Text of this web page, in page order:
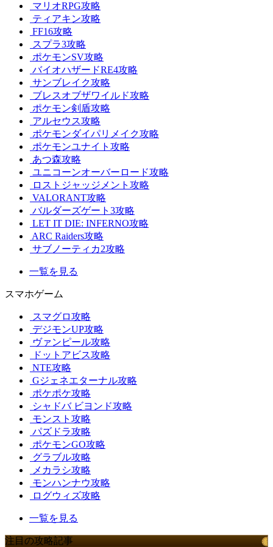
マリオRPG攻略
ティアキン攻略
FF16攻略
スプラ3攻略
ポケモンSV攻略
バイオハザードRE4攻略
サンブレイク攻略
ブレスオブザワイルド攻略
ポケモン剣盾攻略
アルセウス攻略
ポケモンダイパリメイク攻略
ポケモンユナイト攻略
あつ森攻略
ユニコーンオーバーロード攻略
ロストジャッジメント攻略
VALORANT攻略
バルダーズゲート3攻略
LET IT DIE: INFERNO攻略
ARC Raiders攻略
サブノーティカ2攻略
一覧を見る
スマホゲーム
スマグロ攻略
デジモンUP攻略
ヴァンピール攻略
ドットアビス攻略
NTE攻略
Gジェネエターナル攻略
ポケポケ攻略
シャドバ ビヨンド攻略
モンスト攻略
パズドラ攻略
ポケモンGO攻略
グラブル攻略
メカラシ攻略
モンハンナウ攻略
ログウィズ攻略
一覧を見る
注目の攻略記事